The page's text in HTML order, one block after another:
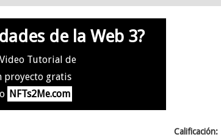
de la Web 3?
Tutorial de
proyecto gratis
NFTs2Me.com
Calificación: